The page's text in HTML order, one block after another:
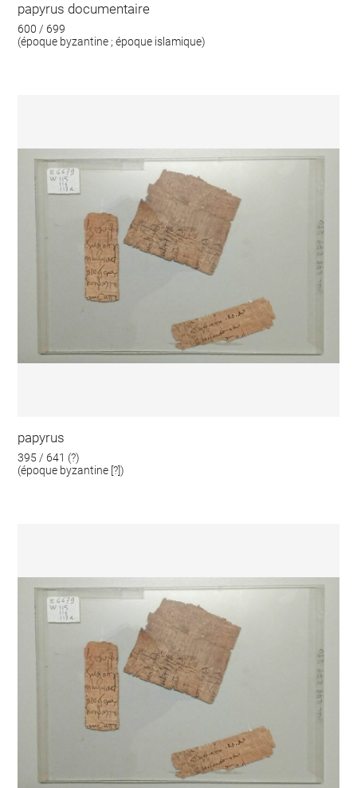
papyrus documentaire
600 / 699
(époque byzantine ; époque islamique)
papyrus
395 / 641 (?)
(époque byzantine [?])